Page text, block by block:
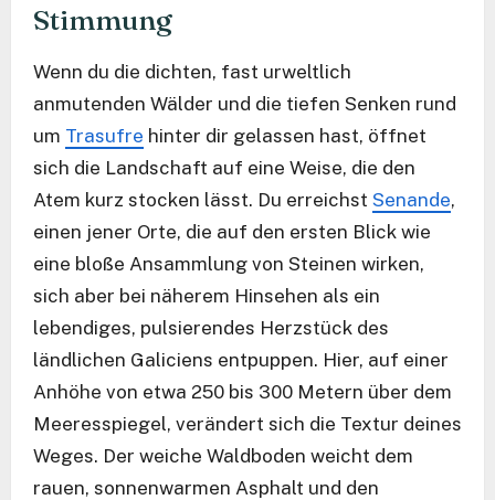
Stimmung
Wenn du die dichten, fast urweltlich
anmutenden Wälder und die tiefen Senken rund
um Trasufre hinter dir gelassen hast, öffnet
sich die Landschaft auf eine Weise, die den
Atem kurz stocken lässt. Du erreichst Senande,
einen jener Orte, die auf den ersten Blick wie
eine bloße Ansammlung von Steinen wirken,
sich aber bei näherem Hinsehen als ein
lebendiges, pulsierendes Herzstück des
ländlichen Galiciens entpuppen. Hier, auf einer
Anhöhe von etwa 250 bis 300 Metern über dem
Meeresspiegel, verändert sich die Textur deines
Weges. Der weiche Waldboden weicht dem
rauen, sonnenwarmen Asphalt und den